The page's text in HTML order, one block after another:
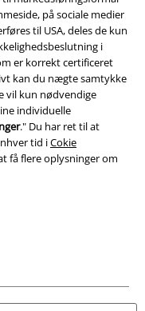
på sociale medier
til USA, deles de kun
i
er korrekt certificeret
kan du nægte samtykke
vil kun nødvendige
individuelle
." Du har ret til at
tid iCokie
få flere oplysninger om